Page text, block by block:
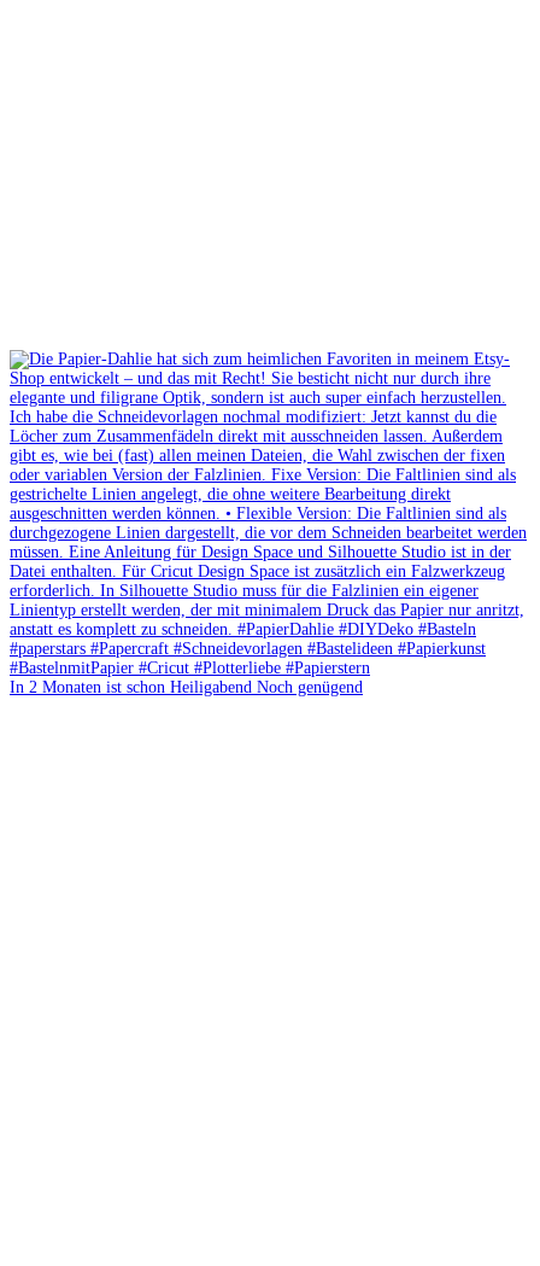
In 2 Monaten ist schon Heiligabend Noch genügend